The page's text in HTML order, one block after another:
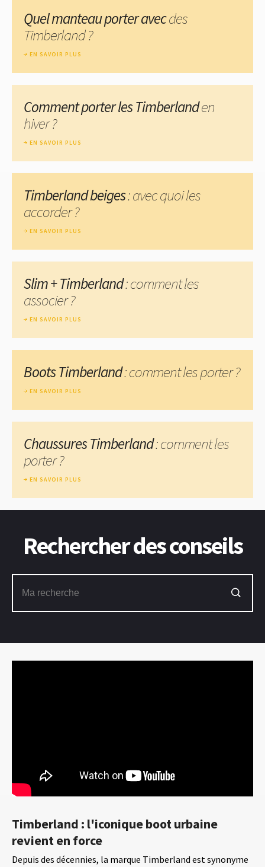
Timberland : l'iconique boot urbaine
revient en force
Depuis des décennies, la marque Timberland est synonyme
Quel manteau porter avecdes
Timberland ?
EN SAVOIR PLUS
Comment porter les Timberlanden
hiver ?
EN SAVOIR PLUS
Timberland beiges: avec quoi les
accorder ?
EN SAVOIR PLUS
Slim + Timberland: comment les
associer ?
EN SAVOIR PLUS
Boots Timberland: comment les porter ?
EN SAVOIR PLUS
Chaussures Timberland: comment les
porter ?
EN SAVOIR PLUS
Rechercher des conseils